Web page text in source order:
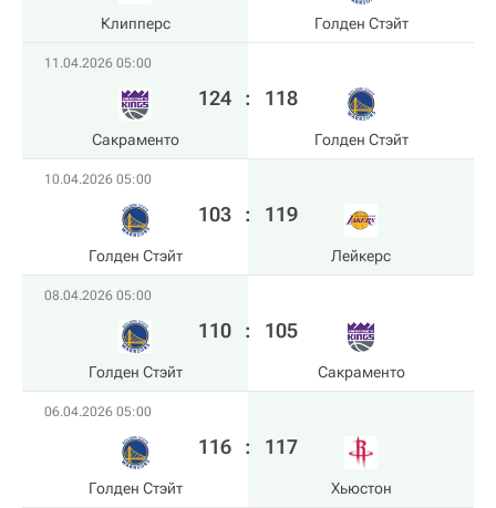
Клипперс Голден Стэйт
11.04.2026 05:00
Сакраменто
124 : 118
Голден Стэйт
10.04.2026 05:00
Голден Стэйт
103 : 119
Лейкерс
08.04.2026 05:00
Голден Стэйт
110 : 105
Сакраменто
06.04.2026 05:00
Голден Стэйт
116 : 117
Хьюстон